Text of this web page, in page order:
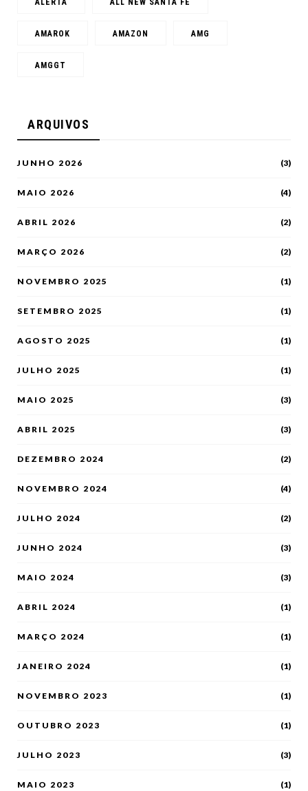
ALERTA ALL NEW SANTA FE
AMAROK AMAZON AMG
AMGGT
ARQUIVOS
JUNHO 2026 (3)
MAIO 2026 (4)
ABRIL 2026 (2)
MARÇO 2026 (2)
NOVEMBRO 2025 (1)
SETEMBRO 2025 (1)
AGOSTO 2025 (1)
JULHO 2025 (1)
MAIO 2025 (3)
ABRIL 2025 (3)
DEZEMBRO 2024 (2)
NOVEMBRO 2024 (4)
JULHO 2024 (2)
JUNHO 2024 (3)
MAIO 2024 (3)
ABRIL 2024 (1)
MARÇO 2024 (1)
JANEIRO 2024 (1)
NOVEMBRO 2023 (1)
OUTUBRO 2023 (1)
JULHO 2023 (3)
MAIO 2023 (1)